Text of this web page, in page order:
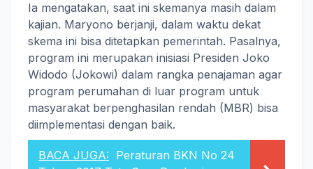
Ia mengatakan, saat ini skemanya masih dalam
kajian. Maryono berjanji, dalam waktu dekat
skema ini bisa ditetapkan pemerintah. Pasalnya,
program ini merupakan inisiasi Presiden Joko
Widodo (Jokowi) dalam rangka penajaman agar
program perumahan di luar program untuk
masyarakat berpenghasilan rendah (MBR) bisa
diimplementasi dengan baik.
BACA JUGA: Peraturan BKN No 24